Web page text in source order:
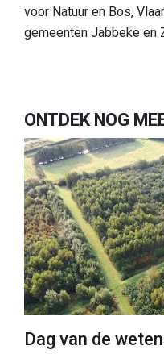
voor Natuur en Bos,
gemeenten Jabbeke en
ONTDEK NOG
Dag van de